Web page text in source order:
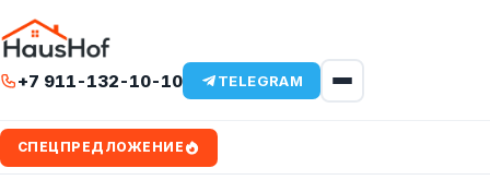
+7 911-132-10-10 TELEGRAM
СПЕЦПРЕДЛОЖЕНИЕ
Портфолио
Железобетонные кровли
Утеплённый фундамент